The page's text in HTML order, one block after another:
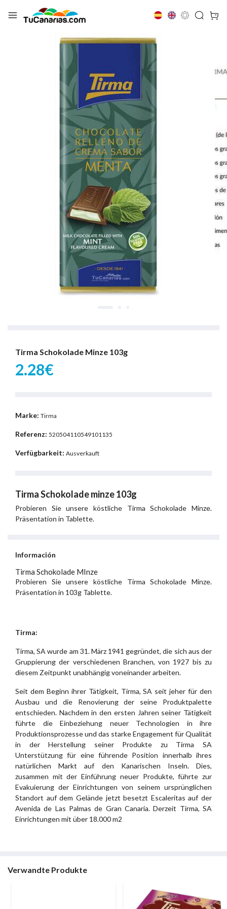
Tirma Schokolade Minze 103g
2.28€
Marke: Tirma
Referenz: 520504110549101135
Verfügbarkeit: Ausverkauft
Tirma Schokolade minze 103g
Probieren Sie unsere köstliche Tirma Schokolade Minze.
Präsentation in Tablette.
Información
Tirma Schokolade MInze
Probieren Sie unsere köstliche Tirma Schokolade Minze.
Präsentation in 103g Tablette.
Tirma:
Tirma, SA wurde am 31. März 1941 gegründet, die sich aus der
Gruppierung der verschiedenen Branchen, von 1927 bis zu
diesem Zeitpunkt unabhängig voneinander arbeiten.
Seit dem Beginn ihrer Tätigkeit, Tirma, SA seit jeher für den
Ausbau und die Renovierung der seine Produktpalette
entschieden. Nachdem in den ersten Jahren seiner Tätigkeit
führte die Einbeziehung neuer Technologien in ihre
Produktionsprozesse und das starke Engagement für Qualität
in der Herstellung seiner Produkte zu Tirma SA
Unterstützung für eine führende Position innerhalb ihres
natürlichen Markt auf den Kanarischen Inseln. Dies,
zusammen mit der Einführung neuer Produkte, führte zur
Evakuierung der Einrichtungen von seinem ursprünglichen
Standort auf dem Gelände jetzt besetzt Escaleritas auf der
Avenida de Las Palmas de Gran Canaria. Derzeit Tirma, SA
Einrichtungen mit über 18.000 m2
Verwandte Produkte